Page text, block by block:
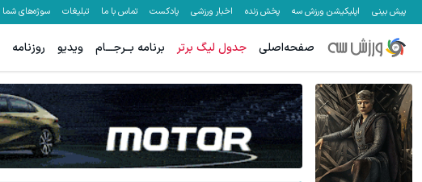
پیش بینی اپلیکیشن ورزش سه پخش زنده اخبار ورزشی پادکست تماس با ما تبلیغات سوژه‌های شما
صفحه‌اصلی جدول لیگ برتر برنامه بــرجـــام ویدیو روزنامه